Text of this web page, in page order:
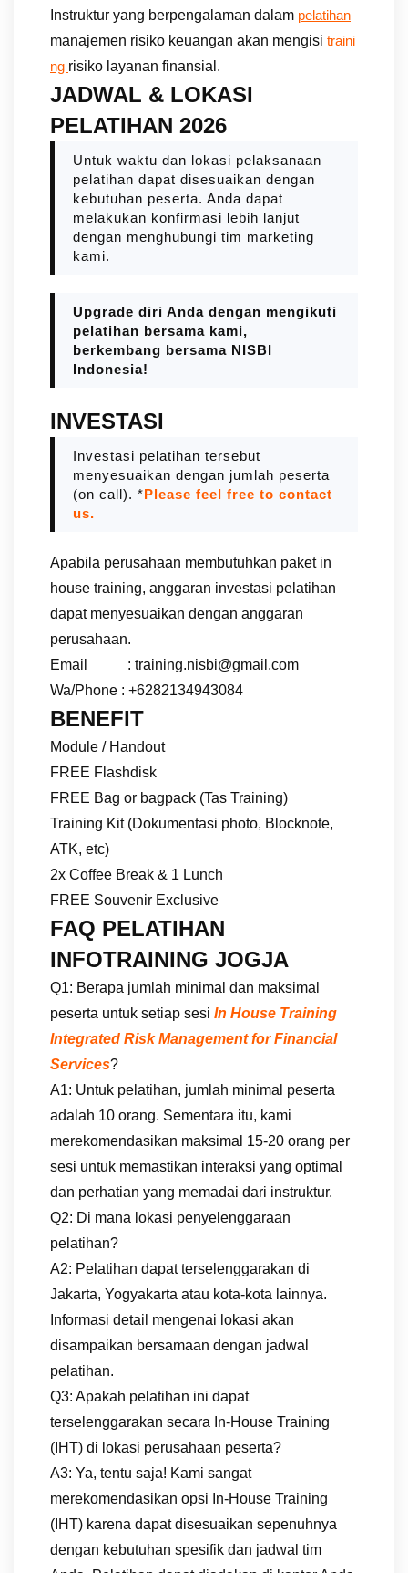
Instruktur yang berpengalaman dalam pelatihan
manajemen risiko keuangan akan mengisi traini
ng risiko layanan finansial.
JADWAL & LOKASI
PELATIHAN 2026
Untuk waktu dan lokasi pelaksanaan
pelatihan dapat disesuaikan dengan
kebutuhan peserta. Anda dapat
melakukan konfirmasi lebih lanjut
dengan menghubungi tim marketing
kami.
Upgrade diri Anda dengan mengikuti
pelatihan bersama kami,
berkembang bersama NISBI
Indonesia!
INVESTASI
Investasi pelatihan tersebut
menyesuaikan dengan jumlah peserta
(on call). *Please feel free to contact
us.
Apabila perusahaan membutuhkan paket in
house training, anggaran investasi pelatihan
dapat menyesuaikan dengan anggaran
perusahaan.
Email : training.nisbi@gmail.com
Wa/Phone : +6282134943084
BENEFIT
Module / Handout
FREE Flashdisk
FREE Bag or bagpack (Tas Training)
Training Kit (Dokumentasi photo, Blocknote,
ATK, etc)
2x Coffee Break & 1 Lunch
FREE Souvenir Exclusive
FAQ PELATIHAN
INFOTRAINING JOGJA
Q1: Berapa jumlah minimal dan maksimal
peserta untuk setiap sesi In House Training
Integrated Risk Management for Financial
Services?
A1: Untuk pelatihan, jumlah minimal peserta
adalah 10 orang. Sementara itu, kami
merekomendasikan maksimal 15-20 orang per
sesi untuk memastikan interaksi yang optimal
dan perhatian yang memadai dari instruktur.
Q2: Di mana lokasi penyelenggaraan
pelatihan?
A2: Pelatihan dapat terselenggarakan di
Jakarta, Yogyakarta atau kota-kota lainnya.
Informasi detail mengenai lokasi akan
disampaikan bersamaan dengan jadwal
pelatihan.
Q3: Apakah pelatihan ini dapat
terselenggarakan secara In-House Training
(IHT) di lokasi perusahaan peserta?
A3: Ya, tentu saja! Kami sangat
merekomendasikan opsi In-House Training
(IHT) karena dapat disesuaikan sepenuhnya
dengan kebutuhan spesifik dan jadwal tim